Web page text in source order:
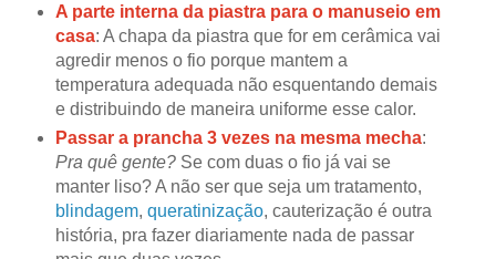
A parte interna da piastra para o manuseio em
casa: A chapa da piastra que for em cerâmica vai
agredir menos o fio porque mantem a
temperatura adequada não esquentando demais
e distribuindo de maneira uniforme esse calor.
Passar a prancha 3 vezes na mesma mecha:
Pra quê gente?Se com duas o fio já vai se
manter liso? A não ser que seja um tratamento,
blindagem, queratinização, cauterização é outra
história, pra fazer diariamente nada de passar